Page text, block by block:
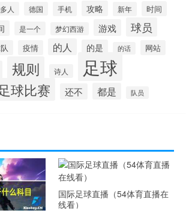
人 德国 手机 攻略 新年 时间
是一个 梦幻西游 游戏 球员
疫情 的人 的是 的话 网站
规则 诗人 足球
足球比赛 还不 都是 队员
国际足球直播（54体育直播在
线看）